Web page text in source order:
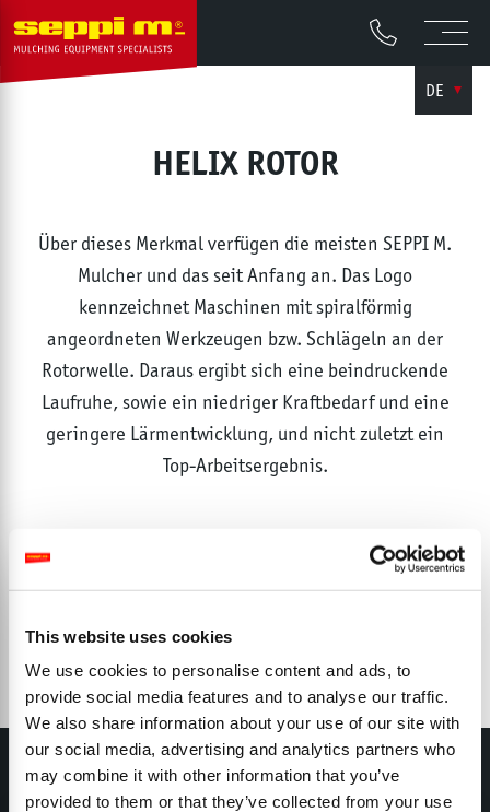
This website uses cookies
We use cookies to personalise content and ads, to
provide social media features and to analyse our traffic.
We also share information about your use of our site with
our social media, advertising and analytics partners who
may combine it with other information that you’ve
provided to them or that they’ve collected from your use
DE
HELIX ROTOR
Über dieses Merkmal verfügen die meisten SEPPI M.
Mulcher und das seit Anfang an. Das Logo
kennzeichnet Maschinen mit spiralförmig
angeordneten Werkzeugen bzw. Schlägeln an der
Rotorwelle. Daraus ergibt sich eine beindruckende
Laufruhe, sowie ein niedriger Kraftbedarf und eine
geringere Lärmentwicklung, und nicht zuletzt ein
Top-Arbeitsergebnis.